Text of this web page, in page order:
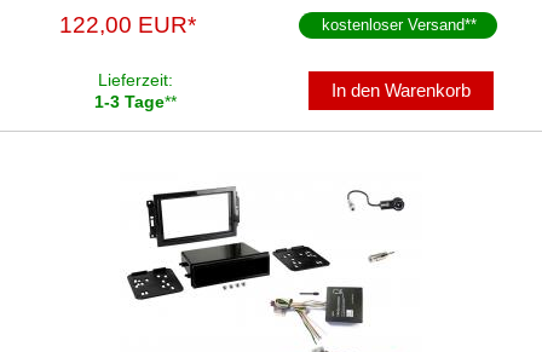
122,00 EUR* kostenloser Versand**
Lieferzeit:
1-3 Tage**
In den Warenkorb